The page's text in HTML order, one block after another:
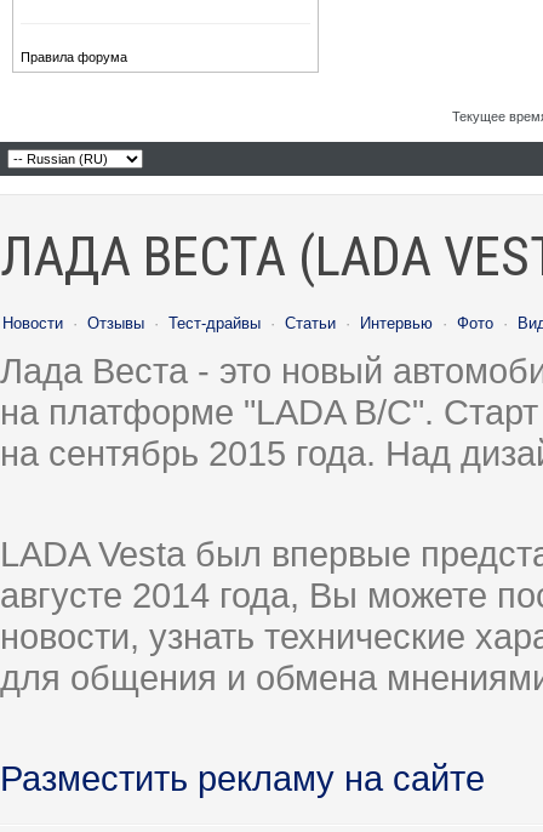
Правила форума
Текущее
ЛАДА ВЕСТА (LADA
Новости · Отзывы · Тест-драйвы · Статьи · Интервью · Фото ·
Лада Веста - это новый
на платформе "LADA B/C".
на сентябрь 2015 года. Над
LADA Vesta был впервые
августе 2014 года, Вы можете
новости, узнать технические
для общения и обмена
Разместить рекламу на сайте